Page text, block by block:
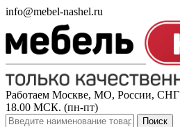
info@mebel-nashel.ru
Работаем Москве, МО, России, СНГ
18.00 МСК. (пн-пт)
Поиск